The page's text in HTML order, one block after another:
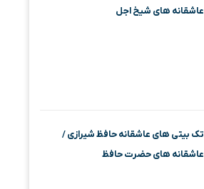
عاشقانه های شیخ اجل
تک بیتی های عاشقانه حافظ شیرازی /
عاشقانه های حضرت حافظ